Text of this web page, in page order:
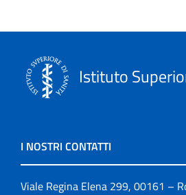
Istituto
I NOSTRI CONTATTI
Viale Regina Elena 299, 00161 –